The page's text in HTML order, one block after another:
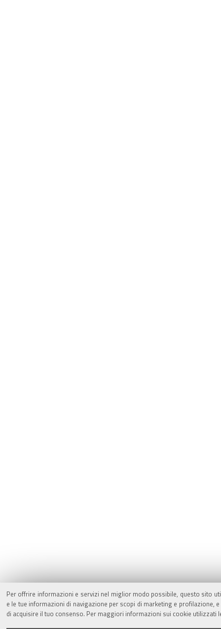
Per offrire informazioni e servizi nel miglior modo possibile, questo sito
e le tue informazioni di navigazione per scopi di marketing e
di acquisire il tuo consenso. Per maggiori informazioni sui cookie utilizzati